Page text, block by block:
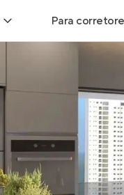
Para
Corretor+
Parcerias
Hub de